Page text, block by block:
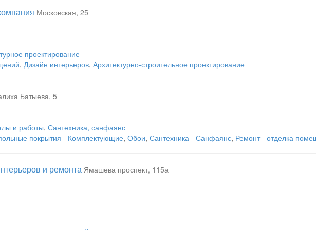
Московская, 25
проектирование
, Дизайн интерьеров, Архитектурно-строительное проектирование
Батыева, 5
и работы, Сантехника, санфаянс
покрытия - Комплектующие, Обои, Сантехника - Санфаянс, Ремонт - отделка
и ремонта Ямашева проспект, 115а